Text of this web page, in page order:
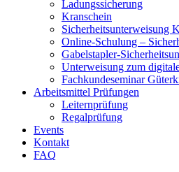
Ladungssicherung
Kranschein
Sicherheitsunterweisung
Online-Schulung –
Gabelstapler-
Unterweisung zum
Fachkundeseminar
Arbeitsmittel Prüfungen
Leiternprüfung
Regalprüfung
Events
Kontakt
FAQ